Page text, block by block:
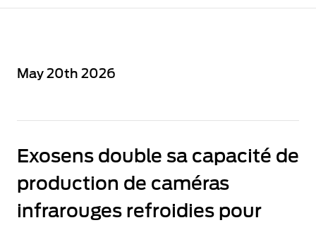
May 20th 2026
Exosens double sa capacité de
production de caméras
infrarouges refroidies pour